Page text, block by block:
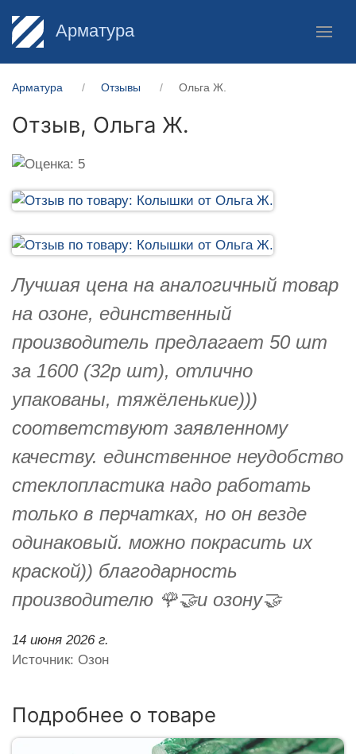
Арматура
Арматура Отзывы Ольга Ж.
Отзыв, Ольга Ж.
Лучшая цена на аналогичный товар
на озоне, единственный
производитель предлагает 50 шт
за 1600 (32р шт), отлично
упакованы, тяжёленькие)))
соответствуют заявленному
качеству. единственное неудобство
стеклопластика надо работать
только в перчатках, но он везде
одинаковый. можно покрасить их
краской)) благодарность
производителю 🌹🤝и озону🤝
14 июня 2026 г.
Источник: Озон
Подробнее о товаре